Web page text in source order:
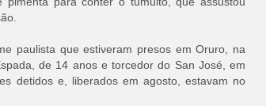
paulista que estiveram presos em Oruro, na
de 14 anos e torcedor do San José, em
detidos e, liberados em agosto, estavam no